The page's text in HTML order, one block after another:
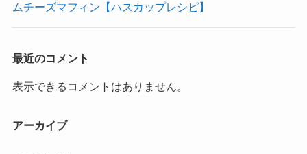
ムチーズマフィン【ハスカップレシピ】
最近のコメント
表示できるコメントはありません。
アーカイブ